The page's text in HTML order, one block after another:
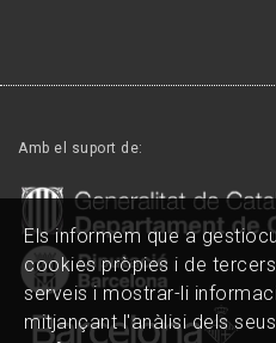
Amb el suport de:
Els informem que a
cookies pròpies i de
serveis i mostrar-li
mitjançant l'anàlisi dels